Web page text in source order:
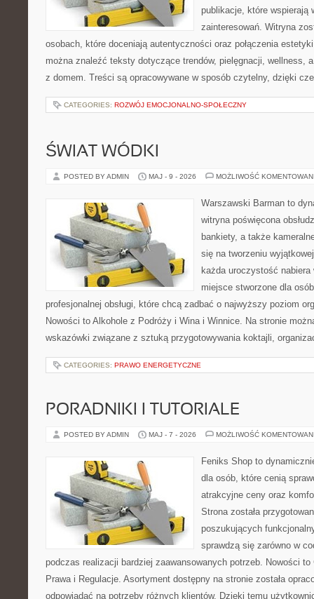
publikacje, które wspierają
zainteresowań. Witryna
osobach, które doceniają autentyczności oraz połączenia
można znaleźć teksty dotyczące trendów, pielęgnacji, wellness,
z domem. Treści są opracowywane w sposób czytelny, dzięki
CATEGORIES: ROZWÓJ EMOCJONALNO-SPOŁECZNY
ŚWIAT WÓDKI
POSTED BY ADMIN MAJ - 9 - 2026 MOŻLIWOŚĆ
Warszawski Barman to
witryna poświęcona
bankiety, a także
się na tworzeniu
każda uroczystość
miejsce stworzone dla
profesjonalnej obsługi, które chcą zadbać o najwyższy poziom
Nowości to Alkohole z Podróży i Wina i Winnice. Na stronie
wskazówki związane z sztuką przygotowywania koktajli,
CATEGORIES: PRAWO ENERGETYCZNE
PORADNIKI I TUTORIALE
POSTED BY ADMIN MAJ - 7 - 2026 MOŻLIWOŚĆ
Feniks Shop to
dla osób, które cenią
atrakcyjne ceny oraz
Strona została
poszukujących
sprawdzą się zarówno w
podczas realizacji bardziej zaawansowanych potrzeb. Nowości
Prawa i Regulacje. Asortyment dostępny na stronie została
odpowiadać na potrzeby różnych klientów. Dzięki temu